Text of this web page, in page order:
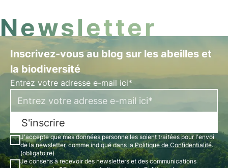
Newsletter
Inscrivez-vous au blog sur les abeilles et
la biodiversité
Entrez votre adresse e-mail ici*
S'inscrire
J'accepte que mes données personnelles soient traitées pour l'envoi
de la newsletter, comme indiqué dans la Politique de Confidentialité.
(obligatoire)
Je consens à recevoir des newsletters et des communications